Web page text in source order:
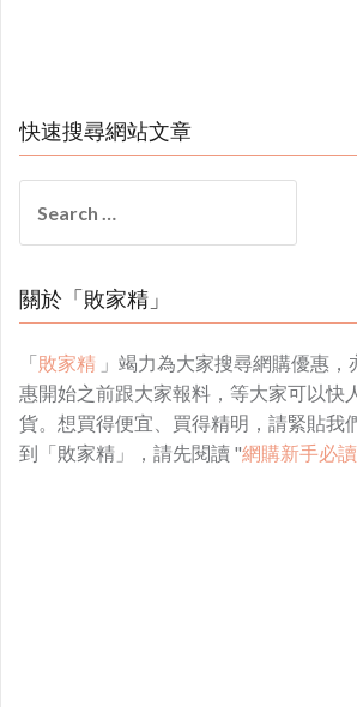
快速搜尋網站文章
for:
關於「敗家精」
「敗家精 」竭力為大家搜尋網購優惠
惠開始之前跟大家報料，等大家可以快
貨。想買得便宜、買得精明，請緊貼我
到「敗家精」，請先閱讀 "網購新手必讀